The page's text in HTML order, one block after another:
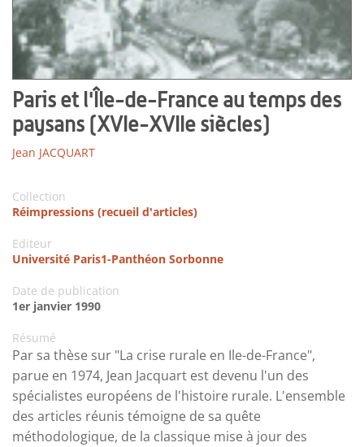
Paris et l'Île-de-France au temps des
paysans (XVIe-XVIIe siècles)
Jean JACQUART
Collection
Réimpressions (recueil d'articles)
Editeur
Université Paris1-Panthéon Sorbonne
Date de publication
1er janvier 1990
Résumé
Par sa thèse sur "La crise rurale en Ile-de-France",
parue en 1974, Jean Jacquart est devenu l'un des
spécialistes européens de l'histoire rurale. L'ensemble
des articles réunis témoigne de sa quête
méthodologique, de la classique mise à jour des